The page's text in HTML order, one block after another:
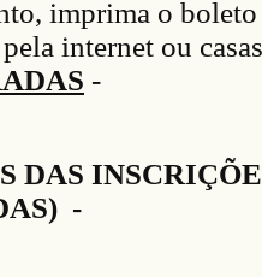
, imprima o bol
internet ou
-
DAS
-